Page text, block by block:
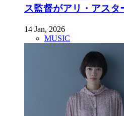
ス監督がアリ・アスタ
14 Jan, 2026
MUSIC